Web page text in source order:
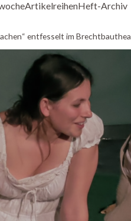
ArtikelreihenHeft-Archiv
entfesselt im